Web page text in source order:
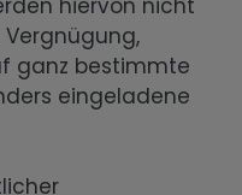
hiervon nicht
ganz bestimmte
eingeladene